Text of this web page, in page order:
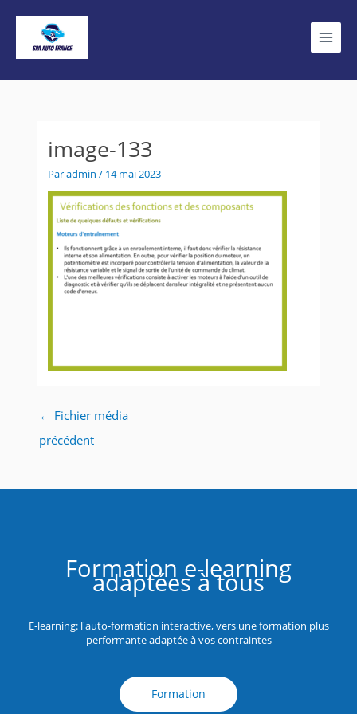
Menu
image-133
Paradmin/ 14 mai 2023
← Fichier média
précédent
Formation e-learning
adaptées à tous
E-learning: l'auto-formation interactive, vers une formation plus
performante adaptée à vos contraintes
Formation